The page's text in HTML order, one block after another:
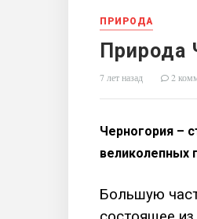
ПРИРОДА
Природа
7 лет назад 2
Черногория –
великолепных
Большую